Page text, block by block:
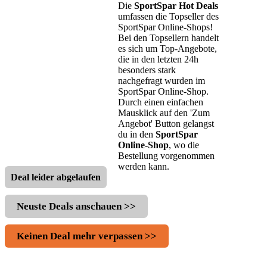
Die SportSpar Hot Deals
umfassen die Topseller des
SportSpar Online-Shops!
Bei den Topsellern handelt
es sich um Top-Angebote,
die in den letzten 24h
besonders stark
nachgefragt wurden im
SportSpar Online-Shop.
Durch einen einfachen
Mausklick auf den 'Zum
Angebot' Button gelangst
du in den SportSpar
Online-Shop, wo die
Bestellung vorgenommen
werden kann.
Deal leider abgelaufen
Neuste Deals anschauen >>
Keinen Deal mehr verpassen >>